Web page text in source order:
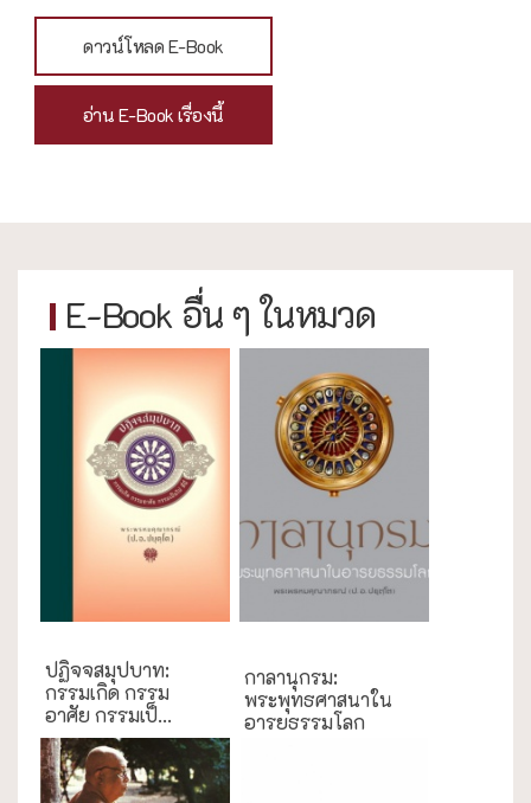
ดาวน์โหลด E-Book
อ่าน E-Book เรื่องนี้
E-Book อื่น ๆ ในหมวด
ปฏิจจสมุปบาท:
กรรมเกิด กรรม
อาศัย กรรมเป็...
กาลานุกรม:
พระพุทธศาสนาใน
อารยธรรมโลก